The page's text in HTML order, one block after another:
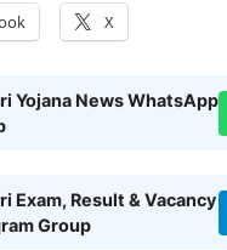
X
Yojana News WhatsApp
Exam, Result & Vacancy
Group